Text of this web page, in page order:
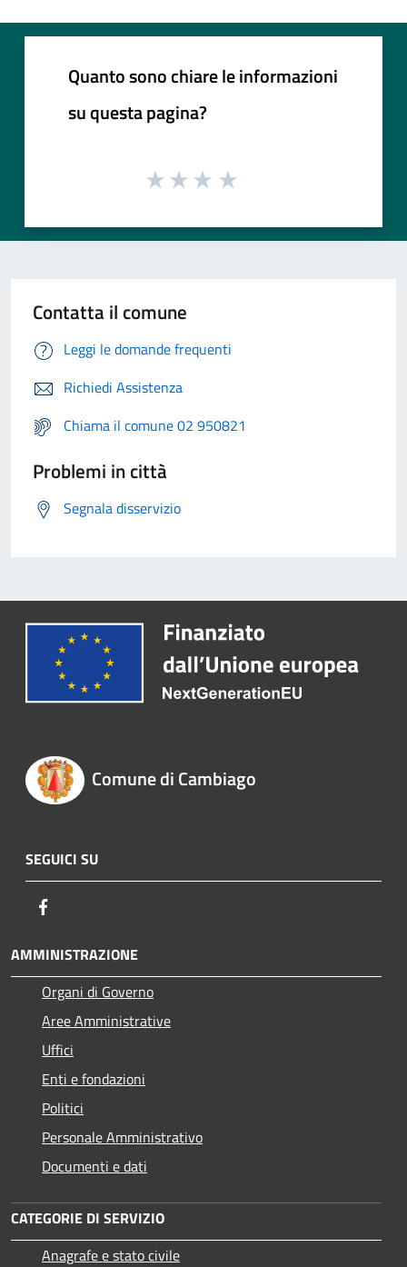
Quanto sono chiare le informazioni
su questa pagina?
Contatta il comune
Leggi le domande frequenti
Richiedi Assistenza
Chiama il comune 02 950821
Problemi in città
Segnala disservizio
Comune di Cambiago
SEGUICI SU
AMMINISTRAZIONE
Organi di Governo
Aree Amministrative
Uffici
Enti e fondazioni
Politici
Personale Amministrativo
Documenti e dati
CATEGORIE DI SERVIZIO
Anagrafe e stato civile